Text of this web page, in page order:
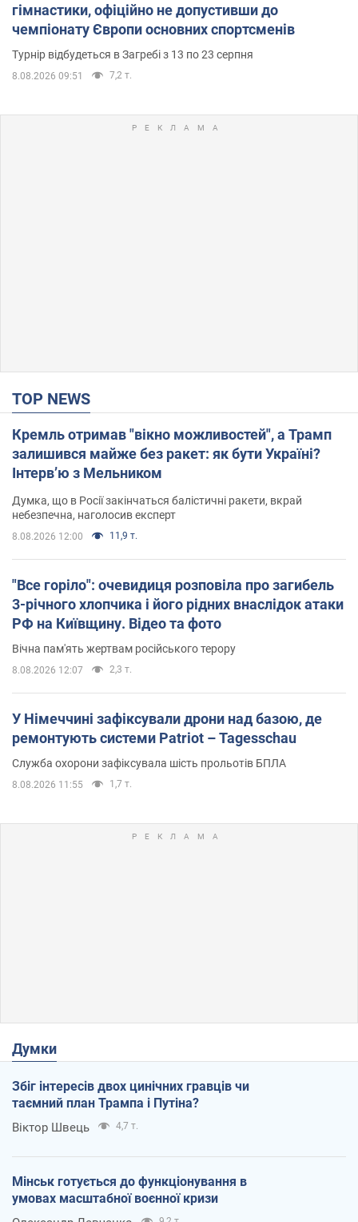
гімнастики, офіційно не допустивши до
чемпіонату Європи основних спортсменів
Турнір відбудеться в Загребі з 13 по 23 серпня
8.08.2026 09:51 7,2 т.
TOP NEWS
Кремль отримав "вікно можливостей", а Трамп
залишився майже без ракет: як бути Україні?
Інтерв’ю з Мельником
Думка, що в Росії закінчаться балістичні ракети, вкрай
небезпечна, наголосив експерт
8.08.2026 12:00 11,9 т.
"Все горіло": очевидиця розповіла про загибель
3-річного хлопчика і його рідних внаслідок атаки
РФ на Київщину. Відео та фото
Вічна пам'ять жертвам російського терору
8.08.2026 12:07 2,3 т.
У Німеччині зафіксували дрони над базою, де
ремонтують системи Patriot – Tagesschau
Служба охорони зафіксувала шість прольотів БПЛА
8.08.2026 11:55 1,7 т.
Думки
Збіг інтересів двох цинічних гравців чи
таємний план Трампа і Путіна?
Віктор Швець 4,7 т.
Мінськ готується до функціонування в
умовах масштабної воєнної кризи